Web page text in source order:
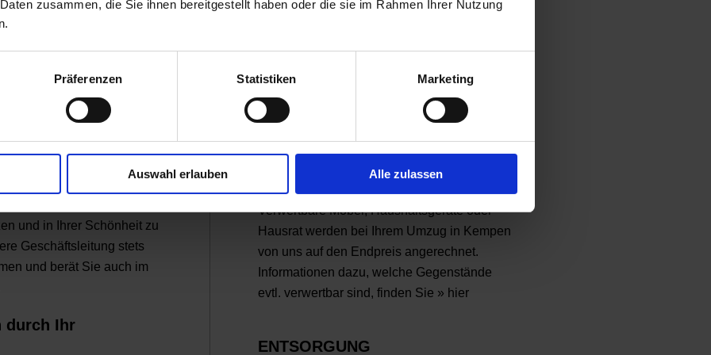
zusammen, die Sie ihnen bereitgestellt haben oder die sie im Rahmen Ihrer Nutzung
Präferenzen Statistiken Marketing
Auswahl erlauben Alle zulassen
vorab und Sie
Diese werden vor
unserer Mitarbeiter
Sie dürfen Ihr
legen und Ihr Hab
Mitarbeiter verpacken
und die
Echholzmöbeln
Verpackung sehr wichtig,
und in Ihrer Schönheit zu
Geschäftsleitung stets
und berät Sie auch im
durch Ihr
Montage Ihrer Möbel bei einem Umzug in
Kempen, die Preistransparenz ist uns sehr
wichtig, um Missverständnisse zu vermeiden.
WERTANRECHNUNG
Verwertbare Möbel, Haushaltsgeräte oder
Hausrat werden bei Ihrem Umzug in Kempen
von uns auf den Endpreis angerechnet.
Informationen dazu, welche Gegenstände
evtl. verwertbar sind, finden Sie » hier
ENTSORGUNG